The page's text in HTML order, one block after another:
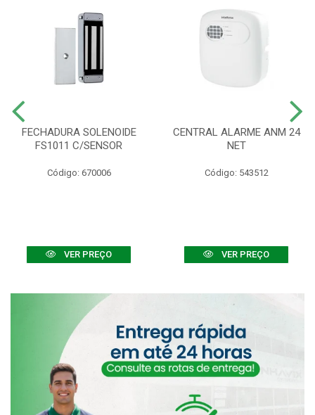
FECHADURA SOLENOIDE
FS1011 C/SENSOR
Código: 670006
VER PREÇO
CENTRAL ALARME ANM 24
NET
Código: 543512
VER PREÇO